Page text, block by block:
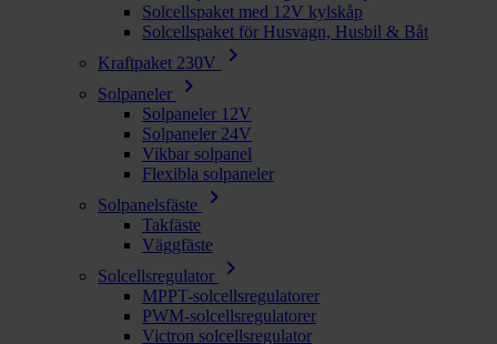
Solcellspaket med 12V kylskåp
Solcellspaket för Husvagn, Husbil & Båt
Kraftpaket 230V
chevron_right
Solpaneler chevron_right
Solpaneler 12V
Solpaneler 24V
Vikbar solpanel
Flexibla solpaneler
Solpanelsfäste
chevron_right
Takfäste
Väggfäste
Solcellsregulator
chevron_right
MPPT-solcellsregulatorer
PWM-solcellsregulatorer
Victron solcellsregulator